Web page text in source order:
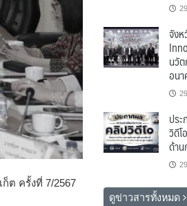
ต ครั้งที่ 7/2567
จัง
นวั
อน
ปร
วิดีโ
ด้า
ดูข่าวสารทั้งหมด